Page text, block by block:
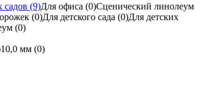
садов (9)Для офиса (0)Сценический линолеум
(0)Для детского сада (0)Для детских
(0)
10,0 мм (0)